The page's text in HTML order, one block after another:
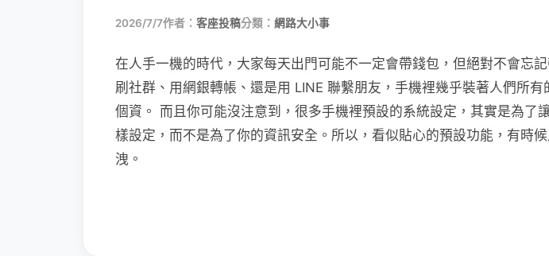
2026/7/7作者： 客座投稿分類： 網路大小事
在人手一機的時代，大家每天出門可能不一定會帶錢包，但絕對不會忘
刷社群、用網銀轉帳、還是用 LINE 聯繫朋友，手機裡幾乎裝著人們所有
個資。 而且你可能沒注意到，很多手機裡預設的系統設定，其實是為了
樣設定，而不是為了你的資訊安全。所以，看似貼心的預設功能，有時
洩。